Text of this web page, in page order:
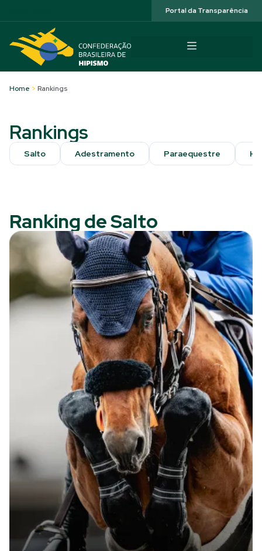
Portal da Transparência
Home > Rankings
Rankings
Salto Adestramento Paraequestre
Ranking de Salto